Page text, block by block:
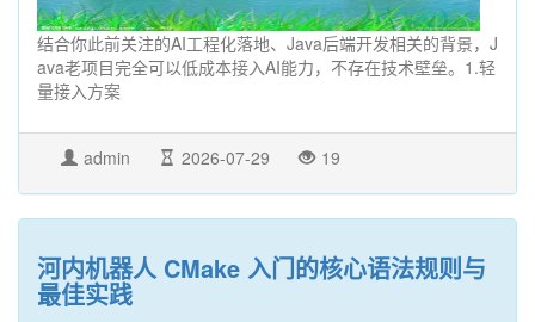
结合你此前关注的AI工程化落地、Java后端开发相关的背景，J
ava老项目完全可以低成本接入AI能力，不存在技术壁垒。1.轻
量接入方案
admin 2026-07-29 19
河内机器人 CMake 入门的核心语法规则与
最佳实践